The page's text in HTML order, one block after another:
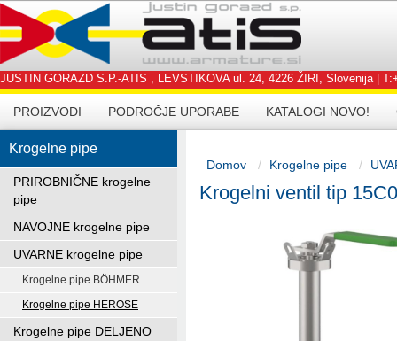
JUSTIN GORAZD S.P.-ATIS , LEVSTIKOVA ul. 24, 4226 ŽIRI, Slovenija |
PROIZVODI PODROČJE UPORABE KATALOGI NOVO!
Krogelne pipe
PRIROBNIČNE krogelne
pipe
NAVOJNE krogelne pipe
UVARNE krogelne pipe
Krogelne pipe BÖHMER
Krogelne pipe HEROSE
Krogelne pipe DELJENO
Domov Krogelne pipe
Krogelni ventil tip